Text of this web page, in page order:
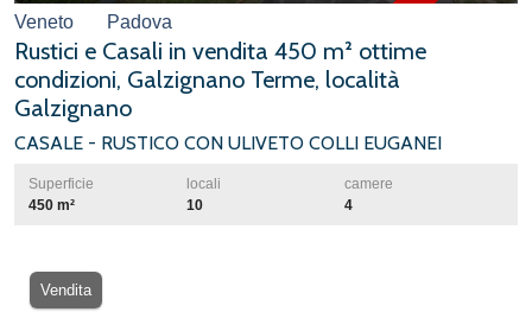
Veneto Padova
Rustici e Casali in vendita 450 m² ottime
condizioni, Galzignano Terme, località
Galzignano
CASALE - RUSTICO CON ULIVETO COLLI EUGANEI
Superficie
450 m²
locali
10
camere
4
Vendita